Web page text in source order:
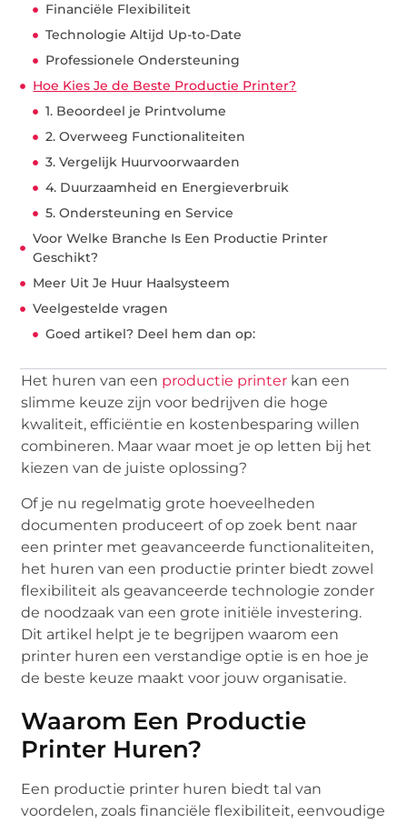
Financiële Flexibiliteit
Technologie Altijd Up-to-Date
Professionele Ondersteuning
Hoe Kies Je de Beste Productie Printer?
1. Beoordeel je Printvolume
2. Overweeg Functionaliteiten
3. Vergelijk Huurvoorwaarden
4. Duurzaamheid en Energieverbruik
5. Ondersteuning en Service
Voor Welke Branche Is Een Productie Printer
Geschikt?
Meer Uit Je Huur Haalsysteem
Veelgestelde vragen
Goed artikel? Deel hem dan op:
Het huren van een productie printer kan een
slimme keuze zijn voor bedrijven die hoge
kwaliteit, efficiëntie en kostenbesparing willen
combineren. Maar waar moet je op letten bij het
kiezen van de juiste oplossing?
Of je nu regelmatig grote hoeveelheden
documenten produceert of op zoek bent naar
een printer met geavanceerde functionaliteiten,
het huren van een productie printer biedt zowel
flexibiliteit als geavanceerde technologie zonder
de noodzaak van een grote initiële investering.
Dit artikel helpt je te begrijpen waarom een
printer huren een verstandige optie is en hoe je
de beste keuze maakt voor jouw organisatie.
Waarom Een Productie
Printer Huren?
Een productie printer huren biedt tal van
voordelen, zoals financiële flexibiliteit, eenvoudige